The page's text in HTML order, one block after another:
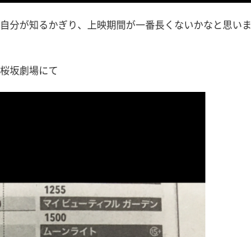
分が知るかぎり、上映期間が一番長くないかなと思いま
坂劇場にて